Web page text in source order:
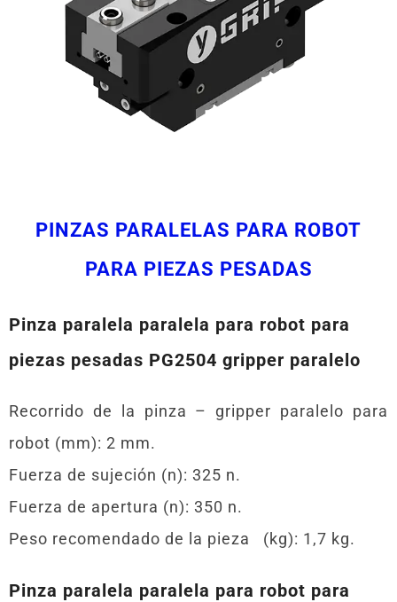
PINZAS PARALELAS PARA ROBOT
PARA PIEZAS PESADAS
Pinza paralela paralela para robot para
piezas pesadas PG2504 gripper paralelo
Recorrido de la pinza – gripper paralelo para
robot (mm): 2 mm.
Fuerza de sujeción (n): 325 n.
Fuerza de apertura (n): 350 n.
Peso recomendado de la pieza (kg): 1,7 kg.
Pinza paralela paralela para robot para